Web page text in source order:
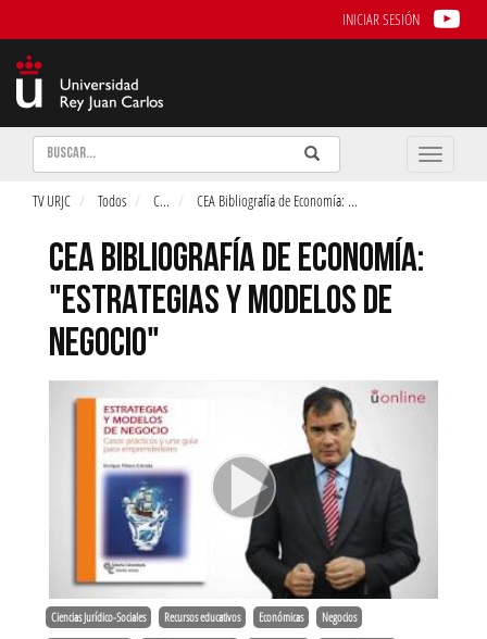
INICIAR SESIÓN
Buscar Enviar
Buscar
Toggle
TV URJC Todos C... CEA Bibliografía de Economía: ...
CEA BIBLIOGRAFÍA DE ECONOMÍA:
"ESTRATEGIAS Y MODELOS DE
NEGOCIO"
Ciencias Jurídico-Sociales Recursos educativos Económicas Negocios